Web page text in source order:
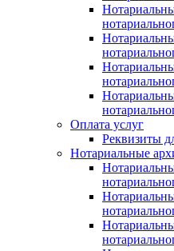
Оплата услуг
Реквизиты
Нотариальные